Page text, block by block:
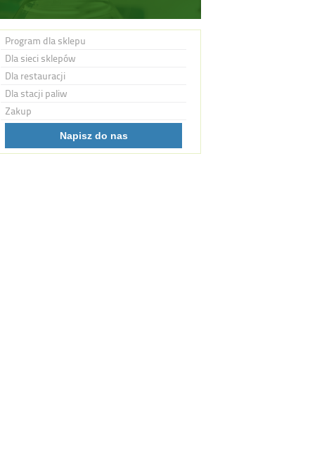
Program dla sklepu
Dla sieci sklepów
Dla restauracji
Dla stacji paliw
Zakup
Napisz do nas